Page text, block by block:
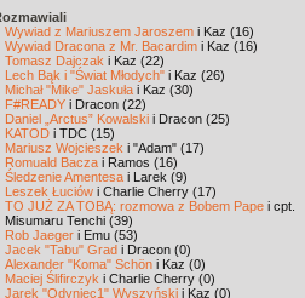
Wywiad z Mariuszem Jaroszem i Kaz (16)
Wywiad Dracona z Mr. Bacardim i Kaz (16)
Tomasz Dajczak i Kaz (22)
Lech Bąk i "Świat Młodych" i Kaz (26)
Michał "Mike" Jaskuła i Kaz (30)
F#READY i Dracon (22)
Daniel „Arctus” Kowalski i Dracon (25)
KATOD i TDC (15)
Mariusz Wojcieszek i "Adam" (17)
Romuald Bacza i Ramos (16)
Śledzenie Amentesa i Larek (9)
Leszek Łuciów i Charlie Cherry (17)
TO JUŻ ZA TOBĄ: rozmowa z Bobem Pape i cpt.
Misumaru Tenchi (39)
Rob Jaeger i Emu (53)
Jacek "Tabu" Grad i Dracon (0)
Alexander "Koma" Schön i Kaz (0)
Maciej Ślifirczyk i Charlie Cherry (0)
Jarek "Odyniec1" Wyszyński i Kaz (0)